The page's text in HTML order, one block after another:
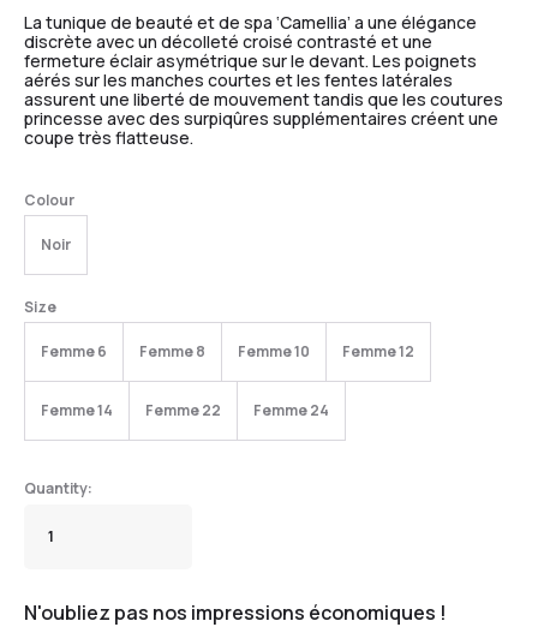
La tunique de beauté et de spa ‘Camellia’ a une élégance
discrète avec un décolleté croisé contrasté et une
fermeture éclair asymétrique sur le devant. Les poignets
aérés sur les manches courtes et les fentes latérales
assurent une liberté de mouvement tandis que les coutures
princesse avec des surpiqûres supplémentaires créent une
coupe très flatteuse.
Colour
Noir
Size
Femme 6 Femme 8 Femme 10 Femme 12
Femme 14 Femme 22 Femme 24
N'oubliez pas nos impressions économiques !